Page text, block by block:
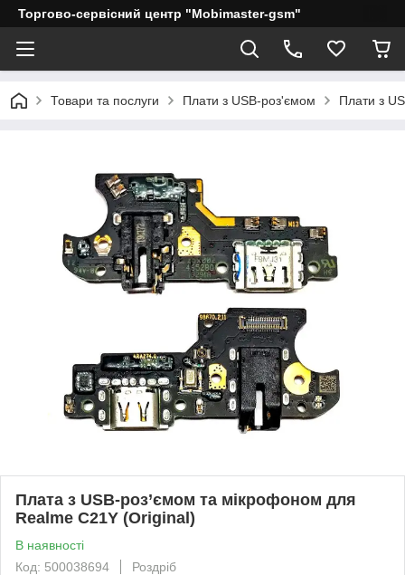
Торгово-сервісний центр "Mobimaster-gsm"
Товари та послуги Плати з USB-роз'ємом Плати з
Плата з USB-роз’ємом та мікрофоном для
Realme C21Y (Original)
В наявності
Код: 500038694
Роздріб